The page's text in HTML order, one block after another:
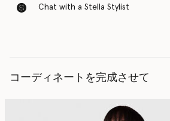
Chat with a Stella Stylist
コーディネートを完成させて